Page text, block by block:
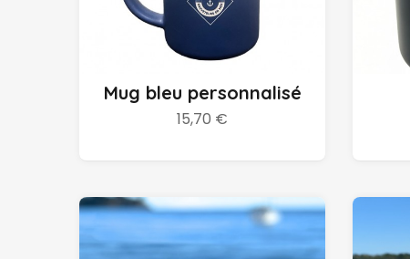
Personnaliser
Mug bleu personnalisé
15,70 €